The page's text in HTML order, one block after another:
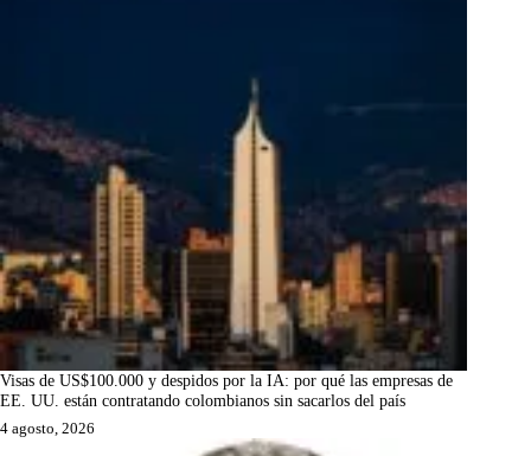
Visas de US$100.000 y despidos por la IA: por qué las empresas de
EE. UU. están contratando colombianos sin sacarlos del país
4 agosto, 2026